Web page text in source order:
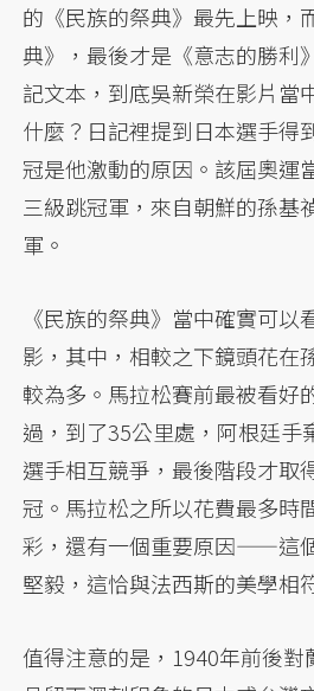
的《民族的祭典》最先上映，
典》，最後才是《意志的勝利
記文本，到底吳新榮在影片當
什麼？日記裡提到日本選手得
冠是他激動的原因。該屆奧運
三級跳冠軍，來自朝鮮的孫基
軍。
《民族的祭典》當中確實可以
影，其中，相較之下鏡頭花在
較為多。馬拉松賽前最被看好
過，到了35公里處，阿根廷手
選手相互競爭，最後階段才取
冠。馬拉松之所以花費最多時
彩，還有一個重要原因——這
堅毅，這恰與法西斯的美學相
值得注意的是，1940年前後對